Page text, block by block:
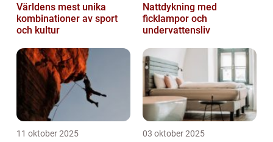
Världens mest unika
kombinationer av sport
och kultur
Nattdykning med
ficklampor och
undervattensliv
11 oktober 2025 03 oktober 2025